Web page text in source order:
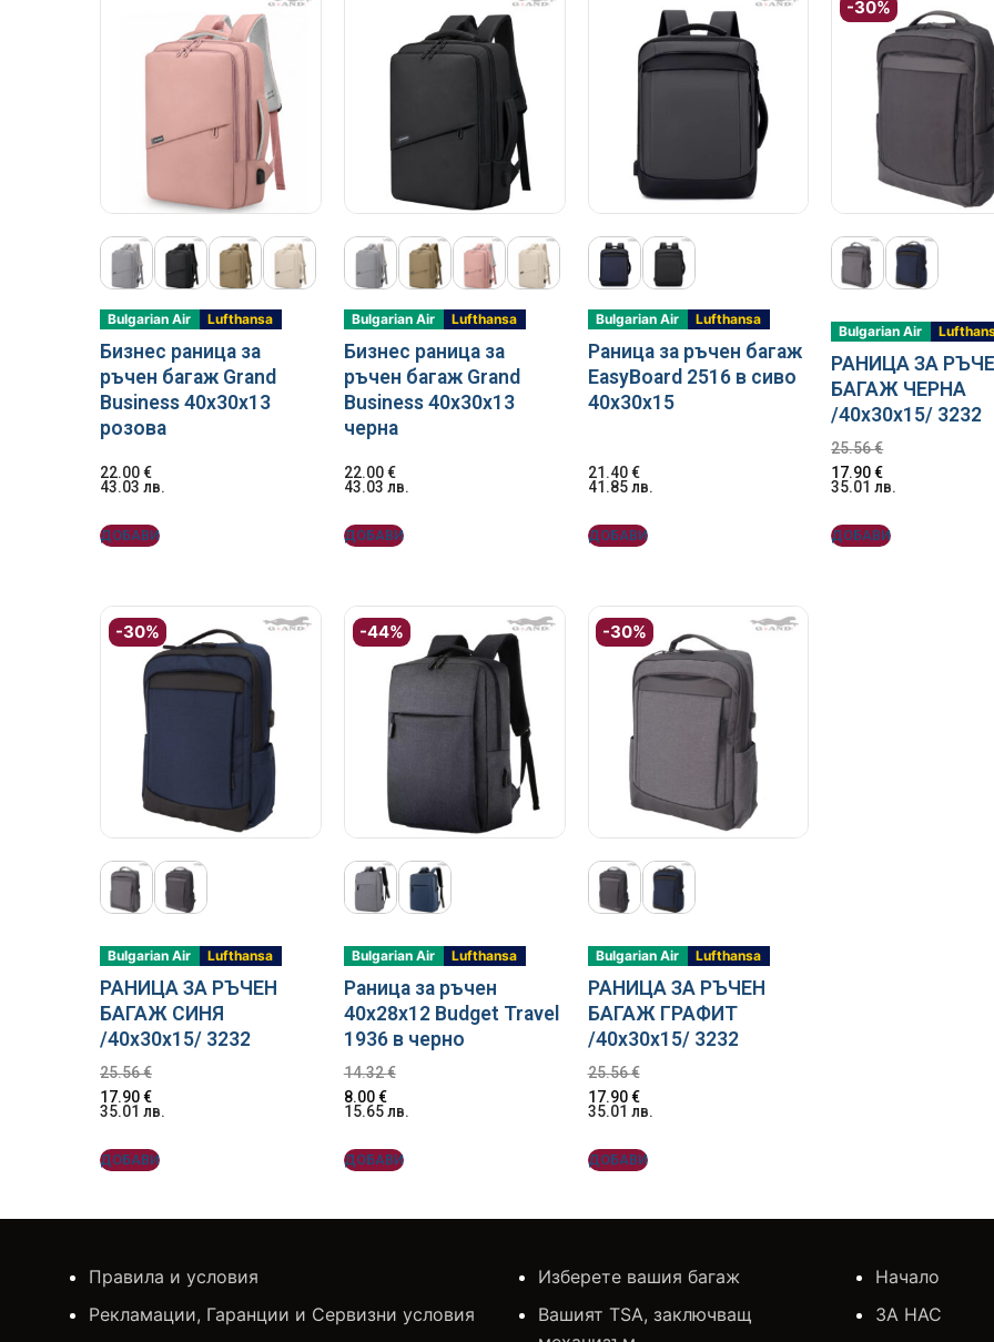
Bulgarian Air Lufthansa
Бизнес раница за
ръчен багаж Grand
Business 40x30x13
розова
22.00€
43.03 лв.
ДОБАВИ
Bulgarian Air Lufthansa
Бизнес раница за
ръчен багаж Grand
Business 40x30x13
черна
22.00€
43.03 лв.
ДОБАВИ
Bulgarian Air Lufthansa
Раница за ръчен багаж
EasyBoard 2516 в сиво
40x30x15
21.40€
41.85лв.
ДОБАВИ
-30%
Bulgarian Air
РАНИЦА ЗА
БАГАЖ ЧЕРНА
/40x30x15/ 3232
25.56€
17.90€
35.01лв.
ДОБАВИ
-30%
Bulgarian Air Lufthansa
РАНИЦА ЗА РЪЧЕН
БАГАЖ СИНЯ
/40x30x15/ 3232
25.56€
17.90€
35.01 лв.
ДОБАВИ
-44%
Bulgarian Air Lufthansa
Раница за ръчен
40x28x12 Budget Travel
1936 в черно
14.32€
8.00€
15.65лв.
ДОБАВИ
-30%
Bulgarian Air Lufthansa
РАНИЦА ЗА РЪЧЕН
БАГАЖ ГРАФИТ
/40x30x15/ 3232
25.56€
17.90€
35.01 лв.
ДОБАВИ
Правила и условия
Рекламации, Гаранции и Сервизни условия
Изберете вашия багаж
Вашият TSA, заключващ
Начало
ЗА НАС